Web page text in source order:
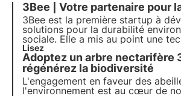
3Bee | Votre partenaire pour
3Bee est la première startup à
solutions pour la durabilité
sociale. Elle a mis au point une
pour surveiller les abeilles et la
plus de 300 entreprises
000 clients, elle veut s'imposer
de la protection de
Lisez
Adoptez un arbre nectarifère
régénérez la biodiversité
L'engagement en faveur des
l'environnement est au cœur de